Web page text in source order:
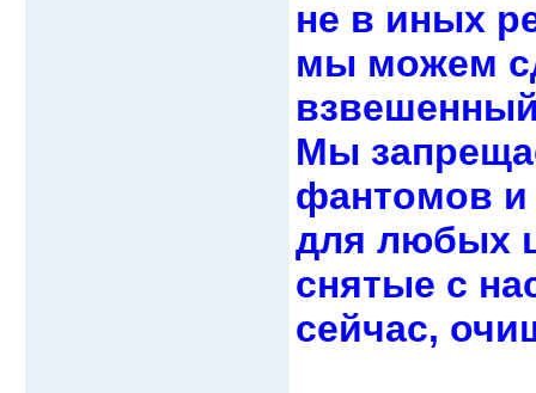
не в иных
мы можем
Мы
фантомов и
для любых
снятые с
сейчас,